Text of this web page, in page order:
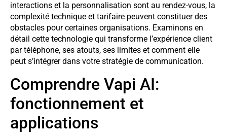
interactions et la personnalisation sont au rendez-vous, la
complexité technique et tarifaire peuvent constituer des
obstacles pour certaines organisations. Examinons en
détail cette technologie qui transforme l’expérience client
par téléphone, ses atouts, ses limites et comment elle
peut s’intégrer dans votre stratégie de communication.
Comprendre Vapi AI:
fonctionnement et
applications